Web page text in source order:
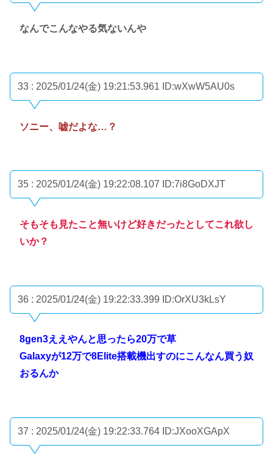
なんでこんなやる気ないんや
33 : 2025/01/24(金) 19:21:53.961 ID:wXwW5AU0s
ソニー、嘘だよな…？
35 : 2025/01/24(金) 19:22:08.107 ID:7i8GoDXJT
そもそも見たこと無いけど好きだったとしてこれ欲し
いか？
36 : 2025/01/24(金) 19:22:33.399 ID:OrXU3kLsY
8gen3ええやんと思ったら20万で草
Galaxyが12万で8Elite搭載機出すのにこんなん買う奴
おるんか
37 : 2025/01/24(金) 19:22:33.764 ID:JXooXGApX